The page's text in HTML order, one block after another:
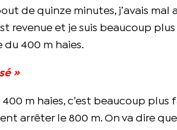
de quinze minutes, j’avais mal
revenue et je suis beaucoup
du 400 m haies.
»
400 m haies, c’est beaucoup
arrêter le 800 m. On va dire